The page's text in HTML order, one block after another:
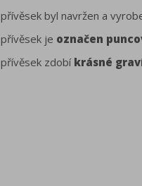
přívěsek byl navržen a
přívěsek je označen
přívěsek zdobí krásné